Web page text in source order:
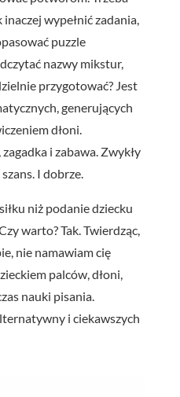
wypełnić zadania,
puzzle
nazwy mikstur,
przygotować? Jest
generujących
dłoni.
i zabawa. Zwykły
I dobrze.
niż podanie dziecku
warto? Tak. Twierdząc,
nie namawiam cię
palców, dłoni,
nauki pisania.
i ciekawszych